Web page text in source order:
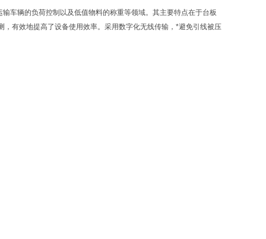
辆的负荷控制以及低值物料的称重等领域。其主要特点在于台板
有效地提高了设备使用效率。采用数字化无线传输，*避免引线被压